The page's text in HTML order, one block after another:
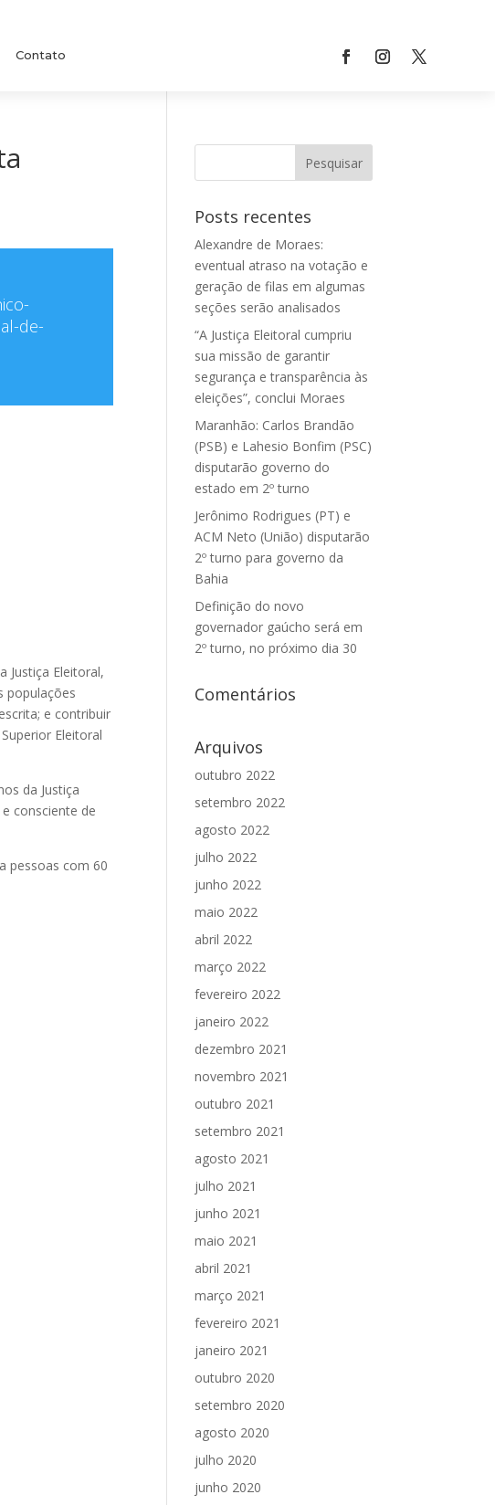
Contato
de-
Justiça Eleitoral,
populações
e contribuir
Eleitoral
da Justiça
consciente de
pessoas com 60
Posts recentes
Alexandre de Moraes:
eventual atraso na votação e
geração de filas em algumas
seções serão analisados
“A Justiça Eleitoral cumpriu
sua missão de garantir
segurança e transparência às
eleições”, conclui Moraes
Maranhão: Carlos Brandão
(PSB) e Lahesio Bonfim (PSC)
disputarão governo do
estado em 2º turno
Jerônimo Rodrigues (PT) e
ACM Neto (União) disputarão
2º turno para governo da
Bahia
Definição do novo
governador gaúcho será em
2º turno, no próximo dia 30
Comentários
Arquivos
outubro 2022
setembro 2022
agosto 2022
julho 2022
junho 2022
maio 2022
abril 2022
março 2022
fevereiro 2022
janeiro 2022
dezembro 2021
novembro 2021
outubro 2021
setembro 2021
agosto 2021
julho 2021
junho 2021
maio 2021
abril 2021
março 2021
fevereiro 2021
janeiro 2021
outubro 2020
setembro 2020
agosto 2020
julho 2020
junho 2020